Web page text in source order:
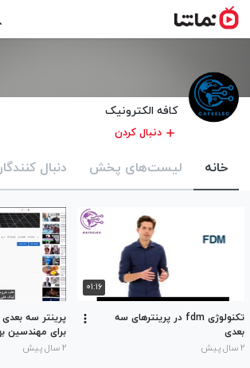
کافه الکترونیک
دنبال کردن
خانه لیست‌های پخش دنبال
۰۱:۱۶
تکنولوژی fdm در پرینترهای سه
بعدی
۲ سال پیش
برای مهندسین
۲ سال پیش